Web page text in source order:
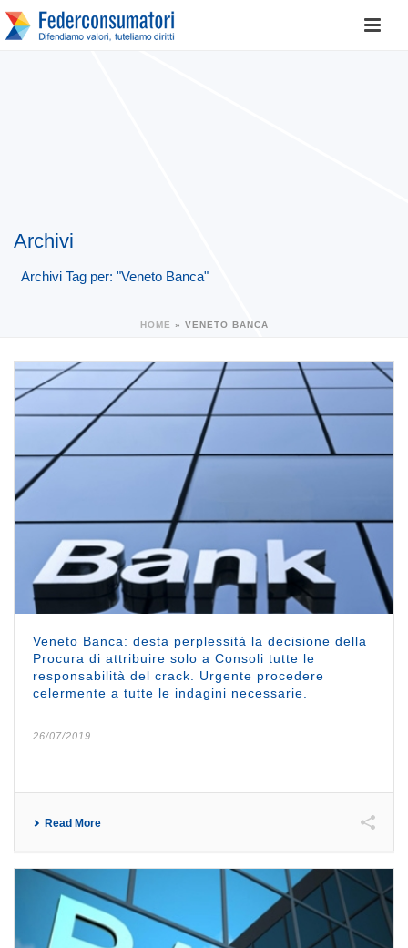
Archivi
Archivi Tag per: "Veneto Banca"
HOME » VENETO BANCA
Veneto Banca: desta perplessità la decisione della
Procura di attribuire solo a Consoli tutte le
responsabilità del crack. Urgente procedere
celermente a tutte le indagini necessarie.
26/07/2019
Read More